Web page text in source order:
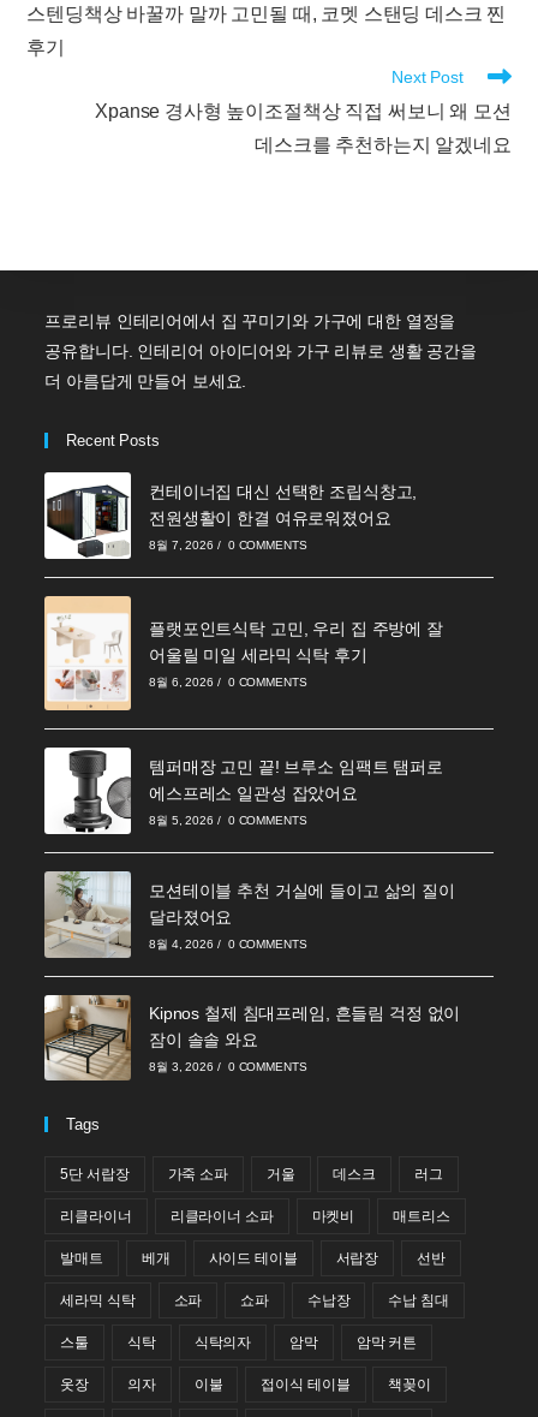
articles
스텐딩책상 바꿀까 말까 고민될 때, 코멧 스탠딩 데스크 찐
후기
Next Post
Xpanse 경사형 높이조절책상 직접 써보니 왜 모션
데스크를 추천하는지 알겠네요
프로리뷰 인테리어에서 집 꾸미기와 가구에 대한 열정을
공유합니다. 인테리어 아이디어와 가구 리뷰로 생활 공간을
더 아름답게 만들어 보세요.
Recent Posts
컨테이너집 대신 선택한 조립식창고,
전원생활이 한결 여유로워졌어요
8월 7, 2026 / 0 COMMENTS
플랫포인트식탁 고민, 우리 집 주방에 잘
어울릴 미일 세라믹 식탁 후기
8월 6, 2026 / 0 COMMENTS
템퍼매장 고민 끝! 브루소 임팩트 탬퍼로
에스프레소 일관성 잡았어요
8월 5, 2026 / 0 COMMENTS
모션테이블 추천 거실에 들이고 삶의 질이
달라졌어요
8월 4, 2026 / 0 COMMENTS
Kipnos 철제 침대프레임, 흔들림 걱정 없이
잠이 솔솔 와요
8월 3, 2026 / 0 COMMENTS
Tags
5단 서랍장 가죽 소파 거울 데스크 러그
리클라이너 리클라이너 소파 마켓비 매트리스
발매트 베개 사이드 테이블 서랍장 선반
세라믹 식탁 소파 쇼파 수납장 수납 침대
스툴 식탁 식탁의자 암막 암막 커튼
옷장 의자 이불 접이식 테이블 책꽂이